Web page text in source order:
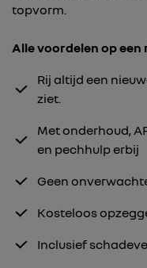
topvorm.
Alle voordelen op een
Rij altijd een
ziet.
Met onderhoud,
en pechhulp erbij
Geen
Kosteloos
Inclusief